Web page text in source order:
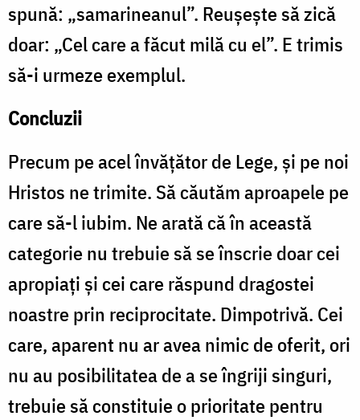
spună: „samarineanul”. Reușește să zică
doar: „Cel care a făcut milă cu el”. E trimis
să-i urmeze exemplul.
Concluzii
Precum pe acel învățător de Lege, și pe noi
Hristos ne trimite. Să căutăm aproapele pe
care să-l iubim. Ne arată că în această
categorie nu trebuie să se înscrie doar cei
apropiați și cei care răspund dragostei
noastre prin reciprocitate. Dimpotrivă. Cei
care, aparent nu ar avea nimic de oferit, ori
nu au posibilitatea de a se îngriji singuri,
trebuie să constituie o prioritate pentru